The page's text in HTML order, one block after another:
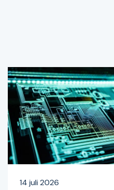
14 juli 2026